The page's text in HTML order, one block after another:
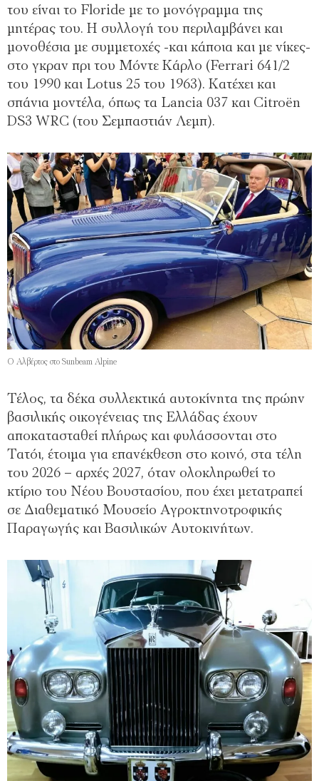
του είναι το Floride με το μονόγραμμα της
μητέρας του. Η συλλογή του περιλαμβάνει και
μονοθέσια με συμμετοχές -και κάποια και με νίκες-
στο γκραν πρι του Μόντε Κάρλο (Ferrari 641/2
του 1990 και Lotus 25 του 1963). Κατέχει και
σπάνια μοντέλα, όπως τα Lancia 037 και Citroën
DS3 WRC (του Σεμπαστιάν Λεμπ).
Ο Αλβέρτος στο Sunbeam Alpine
Τέλος, τα δέκα συλλεκτικά αυτοκίνητα της πρώην
βασιλικής οικογένειας της Ελλάδας έχουν
αποκατασταθεί πλήρως και φυλάσσονται στο
Τατόι, έτοιμα για επανέκθεση στο κοινό, στα τέλη
του 2026 – αρχές 2027, όταν ολοκληρωθεί το
κτίριο του Νέου Βουστασίου, που έχει μετατραπεί
σε Διαθεματικό Μουσείο Αγροκτηνοτροφικής
Παραγωγής και Βασιλικών Αυτοκινήτων.